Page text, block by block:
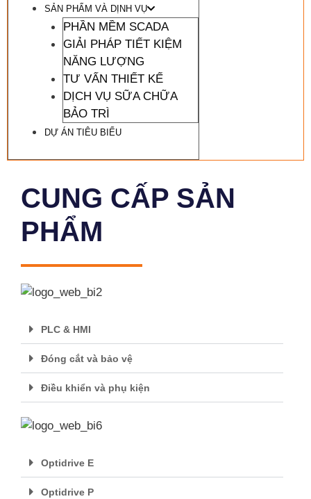
SẢN PHẨM VÀ DỊNH VỤ
PHẦN MỀM SCADA
GIẢI PHÁP TIẾT KIỆM
NĂNG LƯỢNG
TƯ VẤN THIẾT KẾ
DỊCH VỤ SỮA CHỮA
BẢO TRÌ
DỰ ÁN TIÊU BIỂU
CUNG CẤP SẢN
PHẨM
PLC & HMI
Đóng cắt và bảo vệ
Điều khiển và phụ kiện
Optidrive E
Optidrive P